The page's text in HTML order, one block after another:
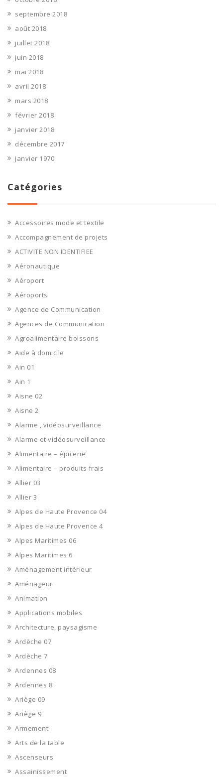
septembre 2018
août 2018
juillet 2018
juin 2018
mai 2018
avril 2018
mars 2018
février 2018
janvier 2018
décembre 2017
janvier 1970
Catégories
Accessoires mode et textile
Accompagnement de projets
ACTIVITE NON IDENTIFIEE
Aéronautique
Aéroport
Aéroports
Agence de Communication
Agences de Communication
Agroalimentaire boissons
Aide à domicile
Ain 01
Ain 1
Aisne 02
Aisne 2
Alarme , vidéosurveillance
Alarme et vidéosurveillance
Alimentaire – épicerie
Alimentaire – produits frais
Allier 03
Allier 3
Alpes de Haute Provence 04
Alpes de Haute Provence 4
Alpes Maritimes 06
Alpes Maritimes 6
Aménagement intérieur
Aménageur
Animation
Applications mobiles
Architecture, paysagisme
Ardèche 07
Ardèche 7
Ardennes 08
Ardennes 8
Ariège 09
Ariège 9
Armement
Arts de la table
Ascenseurs
Assainissement